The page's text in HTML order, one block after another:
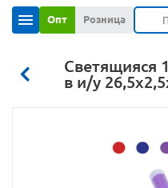
Опт Розница
Светящияся
в и/у